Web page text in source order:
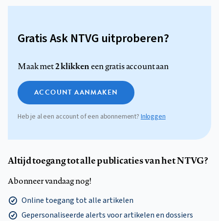
Gratis Ask NTVG uitproberen?
Maak met2 klikkeneen gratis account aan
ACCOUNT AANMAKEN
Heb je al een account of een abonnement? Inloggen
Altijd toegang tot alle publicaties van het NTVG?
Abonneer vandaag nog!
Online toegang tot alle artikelen
Gepersonaliseerde alerts voor artikelen en dossiers